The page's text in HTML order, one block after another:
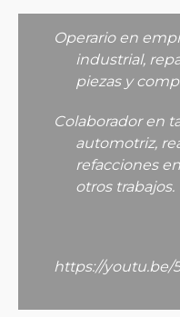
Operario en
industrial,
piezas y
Colaborador en
automotriz,
refacciones
otros trabajos.
https://youtu.be/